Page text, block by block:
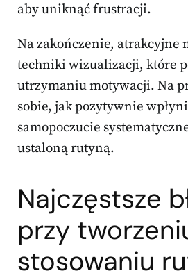
aby uniknąć frustracji.
Na zakończenie, atrakcyjne
techniki wizualizacji, które
utrzymaniu motywacji. Na
sobie, jak pozytywnie
samopoczucie
ustaloną rutyną.
Najczęstsze
przy
stosowaniu